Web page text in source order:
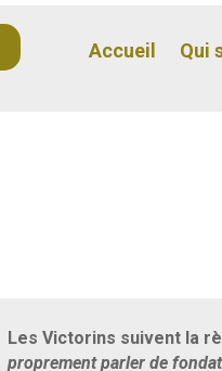
Accueil Qui
Les Victorins suivent la
proprement parler de